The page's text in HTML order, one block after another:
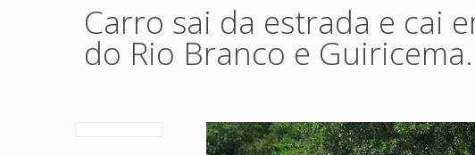
Carro sai da estrada e cai
do Rio Branco e Guiricema.